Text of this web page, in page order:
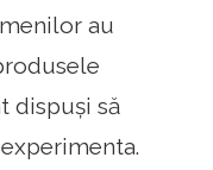
au
dispuși să